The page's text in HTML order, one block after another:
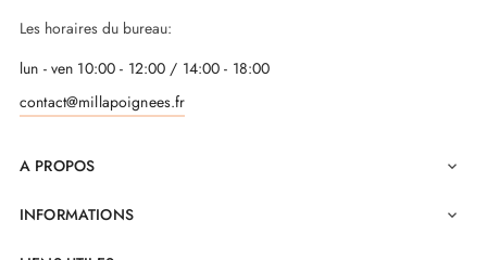
Les horaires du bureau:
lun - ven 10:00 - 12:00 / 14:00 - 18:00
contact@millapoignees.fr
A PROPOS 
INFORMATIONS 